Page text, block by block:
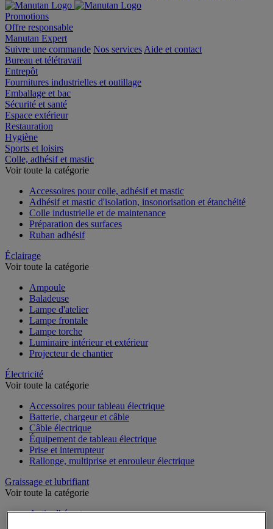
Promotions
Offre responsable
Manutan Expert
Suivre une commande Nos services Aide et contact
Bureau et télétravail
Entrepôt
Fournitures industrielles et outillage
Emballage et bac
Sécurité et santé
Espace extérieur
Restauration
Hygiène
Sports et loisirs
Colle, adhésif et mastic
Voir toute la catégorie
Accessoires pour colle, adhésif et mastic
Adhésif et mastic d'isolation, insonorisation et étanchéité
Colle industrielle et de maintenance
Préparation des surfaces
Ruban adhésif
Éclairage
Voir toute la catégorie
Ampoule
Baladeuse
Lampe d'atelier
Lampe frontale
Lampe torche
Luminaire intérieur et extérieur
Projecteur de chantier
Électricité
Voir toute la catégorie
Accessoires pour tableau électrique
Batterie, chargeur et câble
Câble électrique
Équipement de tableau électrique
Prise et interrupteur
Rallonge, multiprise et enrouleur électrique
Graissage et lubrifiant
Voir toute la catégorie
Anti-adhérent